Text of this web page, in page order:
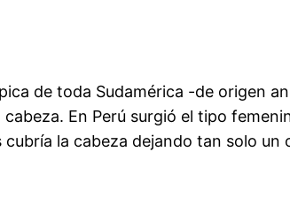
de toda Sudamérica -de origen
En Perú surgió el tipo
cubría la cabeza dejando tan solo un